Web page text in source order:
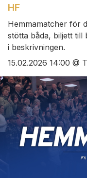
HF
Hemmamatcher för
stötta båda, biljett till
i beskrivningen.
15.02.2026 14:00 @